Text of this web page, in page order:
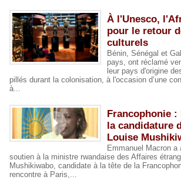
À l'Unesco,
pour le retour
culturels
Bénin, Sénégal et
pays, ont réclamé
leur pays d'origine
pillés durant la colonisation, à l'occasion d’une
à...
Francophonie
la candidature
Louise
Emmanuel Macron a
soutien à la ministre rwandaise des Affaires
Mushikiwabo, candidate à la tête de la
rencontre à Paris,...